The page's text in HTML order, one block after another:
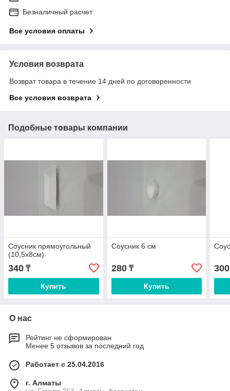
Безналичный расчет
Все условия оплаты
Условия возврата
Возврат товара в течение 14 дней по договоренности
Все условия возврата
Подобные товары компании
Соусник прямоугольный
(10,5х8см)
340 ₸
Купить
Соусник 6 см
280₸
Купить
300
О нас
Рейтинг не сформирован
Менее 5 отзывов за последний год
Работает с 25.04.2016
г. Алматы